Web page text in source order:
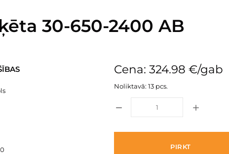
30-650-2400 AB
Cena: 324.98 €/gab
Noliktavā: 13 pcs.
PIRKT